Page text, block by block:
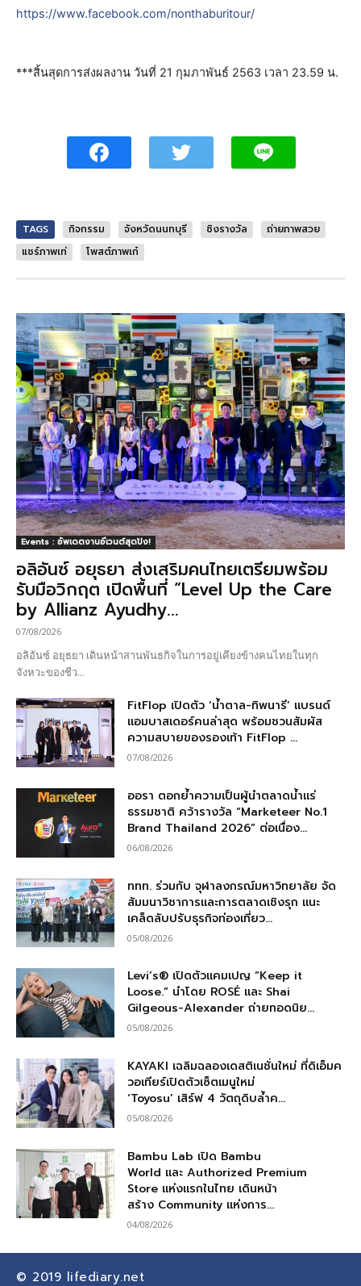
https://www.facebook.com/nonthaburitour/
***สิ้นสุดการส่งผลงาน วันที่ 21 กุมภาพันธ์ 2563 เวลา 23.59 น.
TAGS กิจกรรม จังหวัดนนทบุรี ชิงรางวัล
ถ่ายภาพสวย
แชร์ภาพเท่
โพสต์ภาพเก๋
Events : อัพเดตงานอีเวนต์สุดปัง!
อลิอันซ์ อยุธยา ส่งเสริมคนไทยเตรียมพร้อม
รับมือวิกฤต เปิดพื้นที่ “Level Up the Care
by Allianz Ayudhy...
07/08/2026
อลิอันซ์ อยุธยา เดินหน้าสานพันธกิจในการอยู่เคียงข้างคนไทยในทุก
จังหวะของชีว...
FitFlop เปิดตัว ‘น้ำตาล-ทิพนารี’ แบรนด์
แอมบาสเดอร์คนล่าสุด พร้อมชวนสัมผัส
ความสบายของรองเท้า FitFlop ...
07/08/2026
ออรา ตอกย้ำความเป็นผู้นำตลาดน้ำแร่
ธรรมชาติ คว้ารางวัล “Marketeer No.1
Brand Thailand 2026” ต่อเนื่อง...
06/08/2026
ททท. ร่วมกับ จุฬาลงกรณ์มหาวิทยาลัย จัด
สัมมนาวิชาการและการตลาดเชิงรุก แนะ
เคล็ดลับปรับธุรกิจท่องเที่ยว...
05/08/2026
Levi’s® เปิดตัวแคมเปญ “Keep it
Loose.” นำโดย ROSÉ และ Shai
Gilgeous-Alexander ถ่ายทอดนิย...
05/08/2026
KAYAKI เฉลิมฉลองเดสติเนชั่นใหม่ ที่ดิเอ็มค
วอเทียร์เปิดตัวเซ็ตเมนูใหม่
‘Toyosu’ เสิร์ฟ 4 วัตถุดิบล้ำค...
05/08/2026
Bambu Lab เปิด Bambu
World และ Authorized Premium
Store แห่งแรกในไทย เดินหน้า
สร้าง Community แห่งการ...
04/08/2026
© 2019 lifediary.net